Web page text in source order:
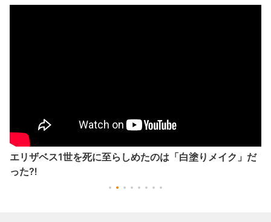
エリザベス1世を死に至らしめたのは「白塗りメイク」だ
った⁈